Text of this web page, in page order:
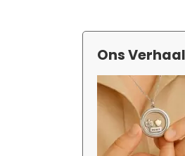
Ons Verhaal